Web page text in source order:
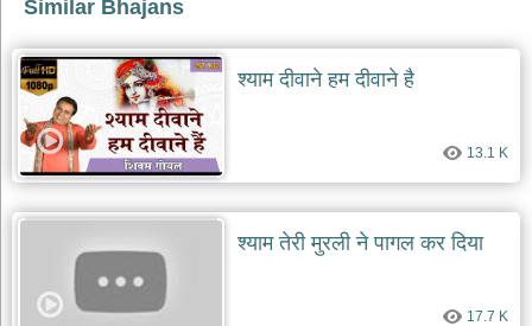
Similar Bhajans
श्याम दीवाने हम दीवाने है
13.1 K
श्याम तेरी मुरली ने पागल कर दिया
17.7 K